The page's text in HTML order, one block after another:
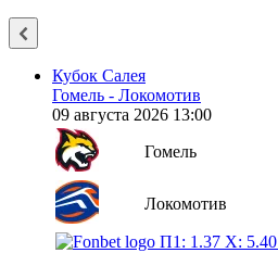
Кубок Салея
Гомель - Локомотив
09 августа 2026 13:00
Гомель
Локомотив
П1: 1.37 X: 5.40